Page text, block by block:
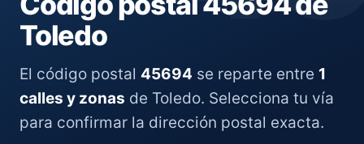
Toledo
El código postal 45694 se reparte entre 1
calles y zonas de Toledo. Selecciona tu vía
para confirmar la dirección postal exacta.